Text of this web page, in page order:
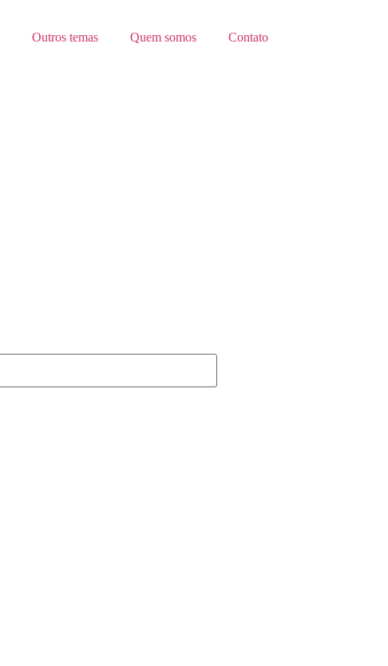
Outros temas Quem somos Contato